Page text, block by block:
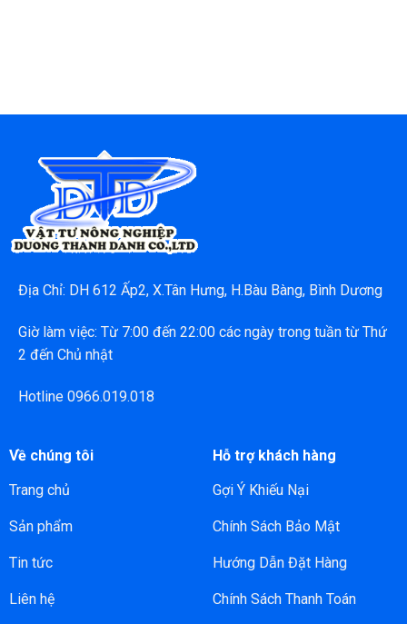
Địa Chỉ: DH 612 Ấp2, X.Tân Hưng, H.Bàu Bàng, Bình Dương
Giờ làm việc: Từ 7:00 đến 22:00 các ngày trong tuần từ Thứ
2 đến Chủ nhật
Hotline 0966.019.018
Về chúng tôi
Trang chủ
Sản phẩm
Tin tức
Liên hệ
Hỗ trợ khách hàng
Gợi Ý Khiếu Nại
Chính Sách Bảo Mật
Hướng Dẫn Đặt Hàng
Chính Sách Thanh Toán